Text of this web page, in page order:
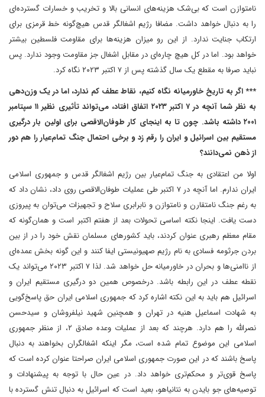
نامتوازن است که بی‌شک هزینه‌های انسانی بالا و تخریب و خسارات گسترده‌ای
را به دنبال خواهد داشت. مضافا رژیم اشغالگر قدس هیچ‌گونه خط قرمزی برای
ارتکاب جنایت ندارد. از این رو میزان هزینه‌ها برای مقاومت فلسطین بیشتر
خواهد بود. اما در کل هیچ چاره‌ای در مقابل اشغال جز مقاومت وجود ندارد. پس
نباید صرفا به مقطع یک سال گذشته پس از ۷ اکتبر ۲۰۲۳ نگاه کرد.
*** اگر به تاریخ خاورمیانه نگاه کنیم، نقاط عطف کم ندارد، اما در یک وزن‌دهی
به نظر شما آنچه در ۷ اکتبر ۲۰۲۳ اتفاق افتاد، می‌تواند تأثیری نظیر ۱۱ سپتامبر
۲۰۰۱ داشته باشد. چون تا به اینجای کار طوفان‌الاقصی برای اولین بار درگیری
مستقیم بین اسرائیل و ایران را رقم زد و برخی احتمال جنگ تمام‌عیار را هم دور
از ذهن نمی‌دانند؟
اولا من اعتقادی به جنگ تمام‌عیار بین رژیم اشغالگر قدس و جمهوری اسلامی
ایران ندارم. اما آنچه در ۷ اکتبر طی عملیات طوفان‌الاقصی روی داد، نشان داد که
به رغم جنگ نامتقارن و نامتوازن و نابرابری سلاح و تجهیزات می‌توان به پیروزی
دست یافت. اینجا نکته اساسی تحولات بعد از هفتم اکتبر است و همان‌گونه که
مقام معظم رهبری عنوان کردند، باید کشورهای مسلمان نقش خود را در از بین
بردن جرثومه فسادی به نام رژیم صهیونیستی ایفا کنند و این گونه بخش عمده‌ای
از ناامنی‌ها و بحران در خاورمیانه حل خواهد شد. لذا ۷ اکتبر ۲۰۲۳ می‌تواند یک
نقطه عطف در این رابطه باشد. درخصوص همین دو درگیری مستقیم ایران و
اسرائیل هم باید به این نکته اشاره کرد که جمهوری اسلامی ایران حق پاسخ‌گویی
به شهادت اسماعیل هنیه در تهران و همچنین شهید نیلفروشان و سیدحسن
نصرالله را هم دارد. هرچند که بعد از عملیات وعده صادق ۲، از منظر جمهوری
اسلامی این موضوع تمام شده است، مگر اینکه اشغالگران بخواهند به دنبال
پاسخ باشند که در این صورت جمهوری اسلامی ایران صراحتا عنوان کرده است که
پاسخ قوی‌تر و محکم‌تری خواهد داد. در عین حال با توجه به پیشنهادات و
توصیه‌های جو بایدن به نتانیاهو، بعید است که اسرائیل به دنبال تنش گسترده با